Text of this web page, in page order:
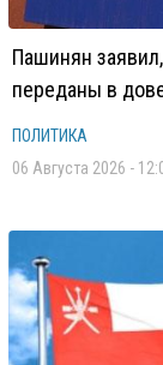
Пашинян
переданы в
ПОЛИТИКА
06 Августа 2026 -